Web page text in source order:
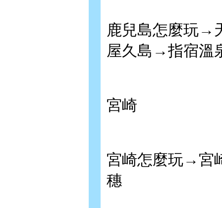
鹿兒島怎麼玩→
屋久島→指宿溫
宮崎
宮崎怎麼玩→宮
穗